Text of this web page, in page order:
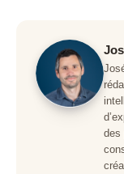
José est une expert en consommation et
des